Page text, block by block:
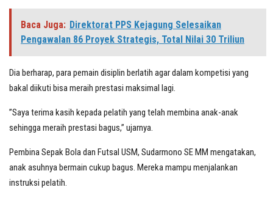
Baca Juga: Direktorat PPS Kejagung Selesaikan
Pengawalan 86 Proyek Strategis, Total Nilai 30 Triliun
Dia berharap, para pemain disiplin berlatih agar dalam kompetisi yang
bakal diikuti bisa meraih prestasi maksimal lagi.
”Saya terima kasih kepada pelatih yang telah membina anak-anak
sehingga meraih prestasi bagus,” ujarnya.
Pembina Sepak Bola dan Futsal USM, Sudarmono SE MM mengatakan,
anak asuhnya bermain cukup bagus. Mereka mampu menjalankan
instruksi pelatih.